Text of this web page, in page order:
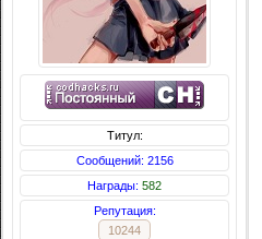
Титул:
Сообщений: 2156
Награды: 582
Репутация:
10244